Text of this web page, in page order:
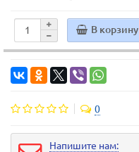
В корзину
0
Напишите нам: